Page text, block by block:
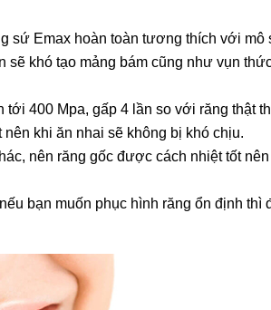
sứ Emax hoàn toàn tương thích với
khó tạo mảng bám cũng như vụn
400 Mpa, gấp 4 lần so với răng thật
khi ăn nhai sẽ không bị khó chịu.
nên răng gốc được cách nhiệt tốt
bạn muốn phục hình răng ổn định thì